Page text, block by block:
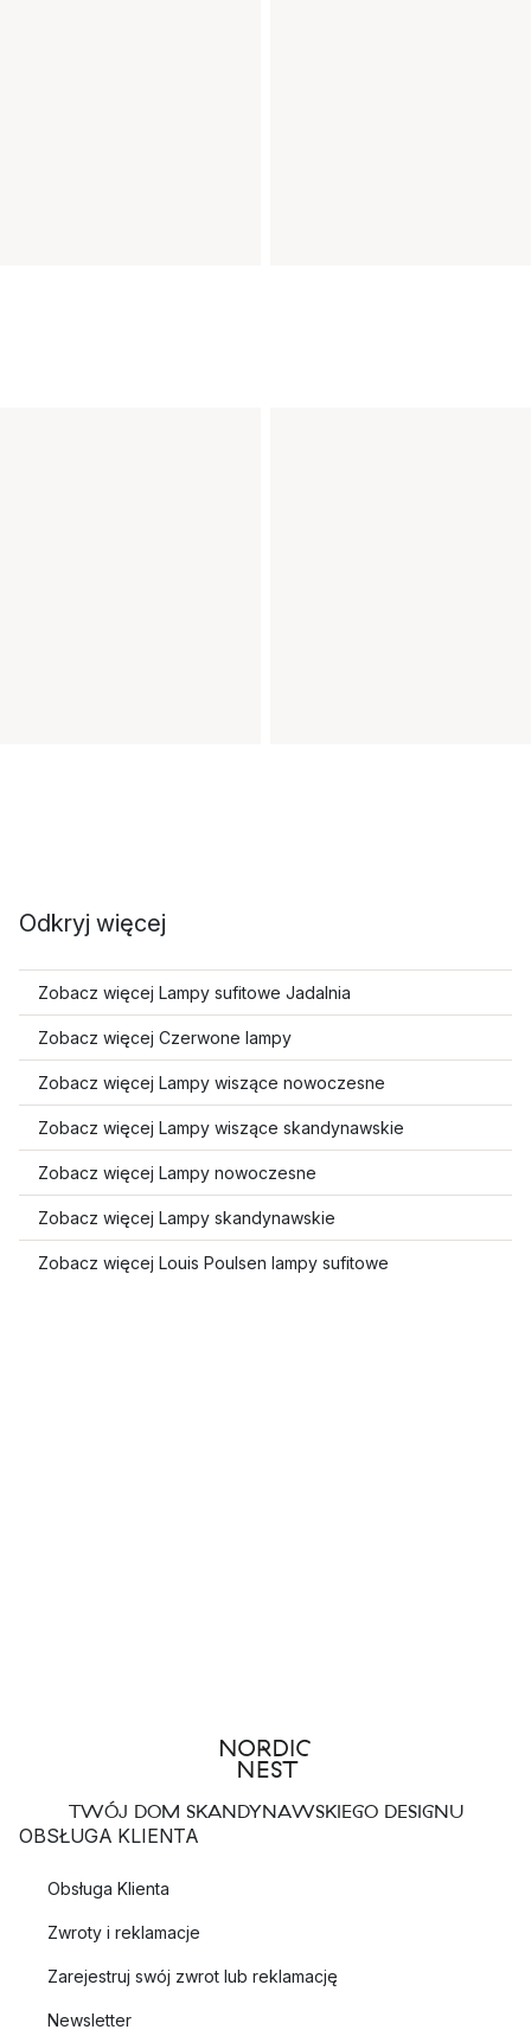
Odkryj więcej
Zobacz więcej Lampy sufitowe Jadalnia
Zobacz więcej Czerwone lampy
Zobacz więcej Lampy wiszące nowoczesne
Zobacz więcej Lampy wiszące skandynawskie
Zobacz więcej Lampy nowoczesne
Zobacz więcej Lampy skandynawskie
Zobacz więcej Louis Poulsen lampy sufitowe
TWÓJ DOM SKANDYNAWSKIEGO DESIGNU
OBSŁUGA KLIENTA
Obsługa Klienta
Zwroty i reklamacje
Zarejestruj swój zwrot lub reklamację
Newsletter